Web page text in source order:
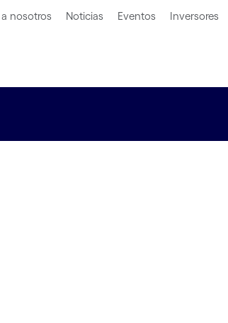
nosotros Noticias Eventos Inversores